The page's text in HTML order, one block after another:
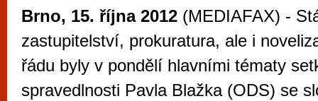
Brno, 15. října 2012 (MEDIAFAX) -
zastupitelství, prokuratura, ale i
řádu byly v pondělí hlavními tématy
spravedlnosti Pavla Blažka (ODS) se
Brno je
zajímavé
restaurace,
Mimo jiné je ale také místem, kde si